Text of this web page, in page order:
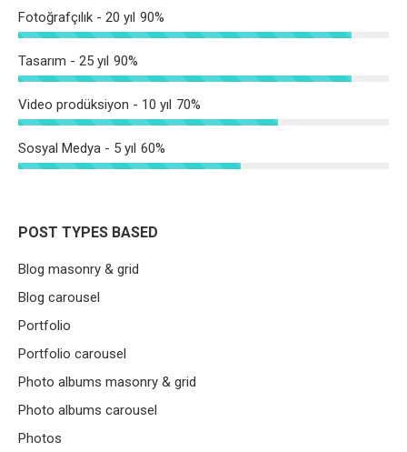
Fotoğrafçılık - 20 yıl 90%
Tasarım - 25 yıl 90%
Video prodüksiyon - 10 yıl 70%
Sosyal Medya - 5 yıl 60%
POST TYPES BASED
Blog masonry & grid
Blog carousel
Portfolio
Portfolio carousel
Photo albums masonry & grid
Photo albums carousel
Photos